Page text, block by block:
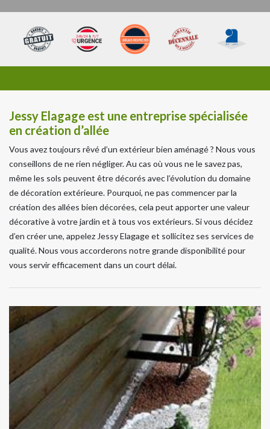
Jessy Elagage est une entreprise spécialisée
en création d’allée
Vous avez toujours rêvé d’un extérieur bien aménagé ? Nous vous
conseillons de ne rien négliger. Au cas où vous ne le savez pas,
même les sols peuvent être décorés avec l’évolution du domaine
de décoration extérieure. Pourquoi, ne pas commencer par la
création des allées bien décorées, cela peut apporter une valeur
décorative à votre jardin et à tous vos extérieurs. Si vous décidez
d’en créer une, appelez Jessy Elagage et sollicitez ses services de
qualité. Nous vous accorderons notre grande disponibilité pour
vous servir efficacement dans un court délai.